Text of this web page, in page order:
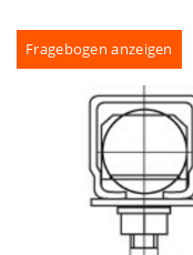
Fragebogen anzeigen